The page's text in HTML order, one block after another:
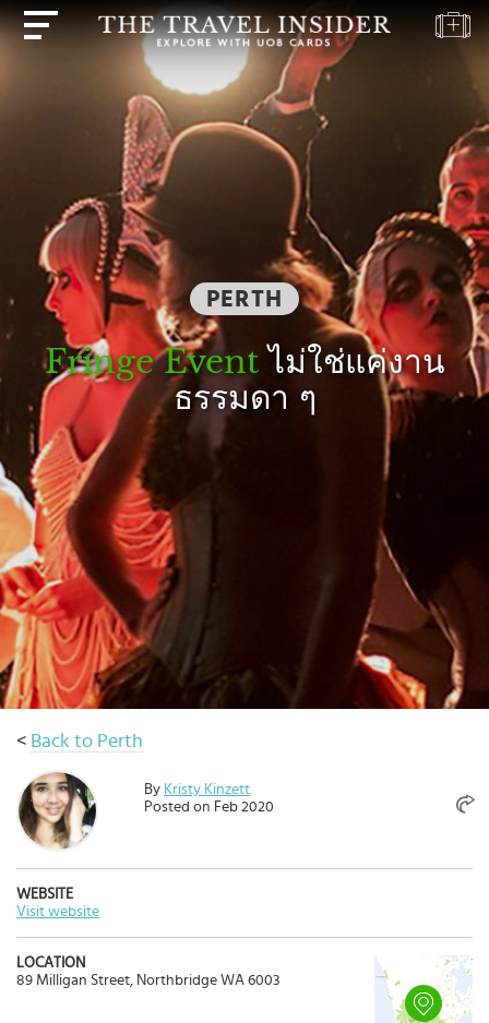
PERTH
Fringe Eventไม่ใช่แค่งาน
ธรรมดา ๆ
< Back to Perth
By Kristy Kinzett
Posted on Feb 2020
WEBSITE
Visit website
LOCATION
89 Milligan Street, Northbridge WA 6003
ทดสอบ
การ
เดิน
ทาง
ปลาย
ทาง
แรง
บันดาล
ใจ
ใน
การ
เดิน
ทาง
ข้อ
เสนอ
จอง
ตอน
นี้
วางแผน
เกี่ยว
กับ
Select
country
:
Language
: